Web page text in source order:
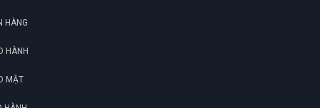
HÀNG
HÀNH
MẬT